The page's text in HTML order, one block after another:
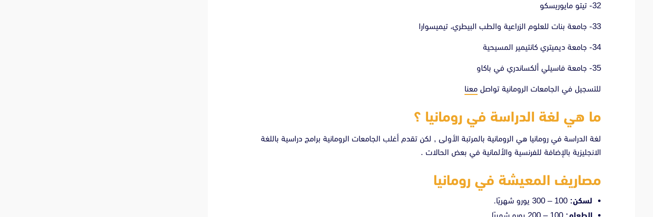
32- تيتو مايوريسكو
33- جامعة بنات للعلوم الزراعية والطب البيطري، تيميسوارا
34- جامعة ديميتري كانتيمير المسيحية
35- جامعة فاسيلي ألكساندري في باكاو
للتسجيل في الجامعات الرومانية تواصل معنا
ما هي لغة الدراسة في رومانيا ؟
لغة الدراسة في رومانيا هي الرومانية بالمرتبة الأولى , لكن تقدم أغلب الجامعات الرومانية برامج دراسية باللغة
الانجليزية بالإضافة للفرنسية والألمانية في بعض الحالات .
مصاريف المعيشة في رومانيا
لسكن: